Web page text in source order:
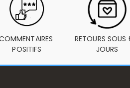
POSITIFS
RETOURS SOUS
JOURS